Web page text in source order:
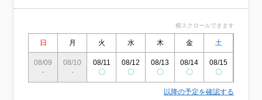
す。決して「格安」だけを売りにする店舗
ではございませんが、出会えたご縁への感
謝の気持ちを込め、心から喜んでいただけ
る品質を追求しています。部材の養生から
細部まで精密に仕上げ、確かな満足をお届
スキルに加え、損害保険にも加入している
横スクロールできます
日 月 火 水 木 金 土
08/09
-
08/10
-
08/11
〇
08/12
〇
08/13
〇
08/14
〇
08/15
〇
以降の予定を確認する